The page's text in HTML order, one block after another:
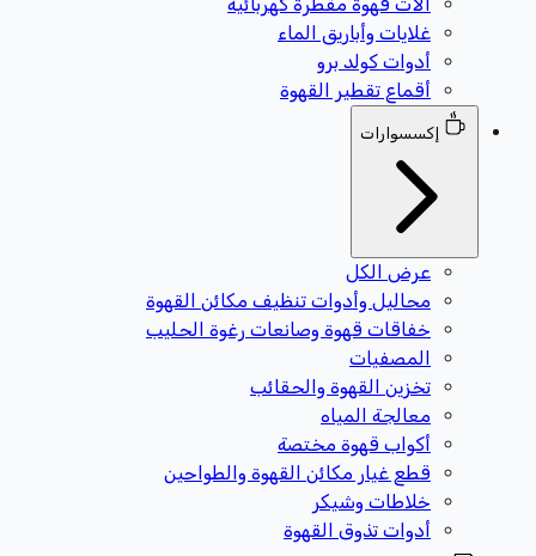
غلايات وأباريق الماء
أدوات كولد برو
أقماع تقطير القهوة
إكسسوارات
عرض الكل
محاليل وأدوات تنظيف مكائن القهوة
خفاقات قهوة وصانعات رغوة الحليب
المصفيات
تخزين القهوة والحقائب
معالجة المياه
أكواب قهوة مختصة
قطع غيار مكائن القهوة والطواحين
خلاطات وشيكر
أدوات تذوق القهوة